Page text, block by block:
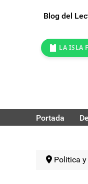
Blog del
LA ISLA
Portada
Politica